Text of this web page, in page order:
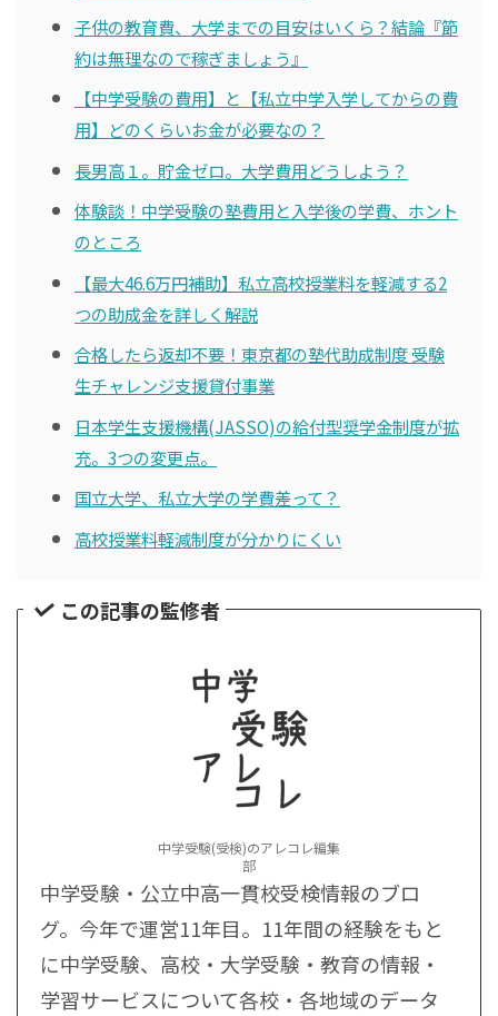
子供の教育費、大学までの目安はいくら？結論『節
約は無理なので稼ぎましょう』
【中学受験の費用】と【私立中学入学してからの費
用】どのくらいお金が必要なの？
長男高１。貯金ゼロ。大学費用どうしよう？
体験談！中学受験の塾費用と入学後の学費、ホント
のところ
【最大46.6万円補助】私立高校授業料を軽減する2
つの助成金を詳しく解説
合格したら返却不要！東京都の塾代助成制度 受験
生チャレンジ支援貸付事業
日本学生支援機構(JASSO)の給付型奨学金制度が拡
充。3つの変更点。
国立大学、私立大学の学費差って？
高校授業料軽減制度が分かりにくい
この記事の監修者
中学受験(受検)のアレコレ編集
部
中学受験・公立中高一貫校受検情報のブロ
グ。今年で運営11年目。11年間の経験をもと
に中学受験、高校・大学受験・教育の情報・
学習サービスについて各校・各地域のデータ